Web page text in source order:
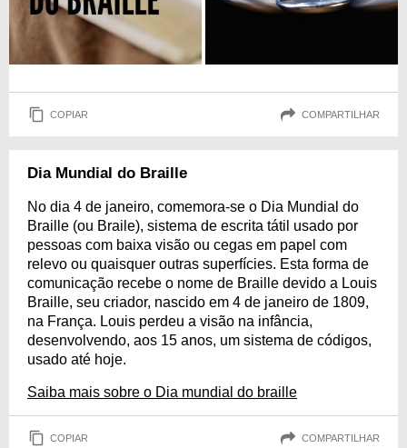
COPIAR COMPARTILHAR
Dia Mundial do Braille
No dia 4 de janeiro, comemora-se o Dia Mundial do
Braille (ou Braile), sistema de escrita tátil usado por
pessoas com baixa visão ou cegas em papel com
relevo ou quaisquer outras superfícies. Esta forma de
comunicação recebe o nome de Braille devido a Louis
Braille, seu criador, nascido em 4 de janeiro de 1809,
na França. Louis perdeu a visão na infância,
desenvolvendo, aos 15 anos, um sistema de códigos,
usado até hoje.
Saiba mais sobre o Dia mundial do braille
COPIAR COMPARTILHAR